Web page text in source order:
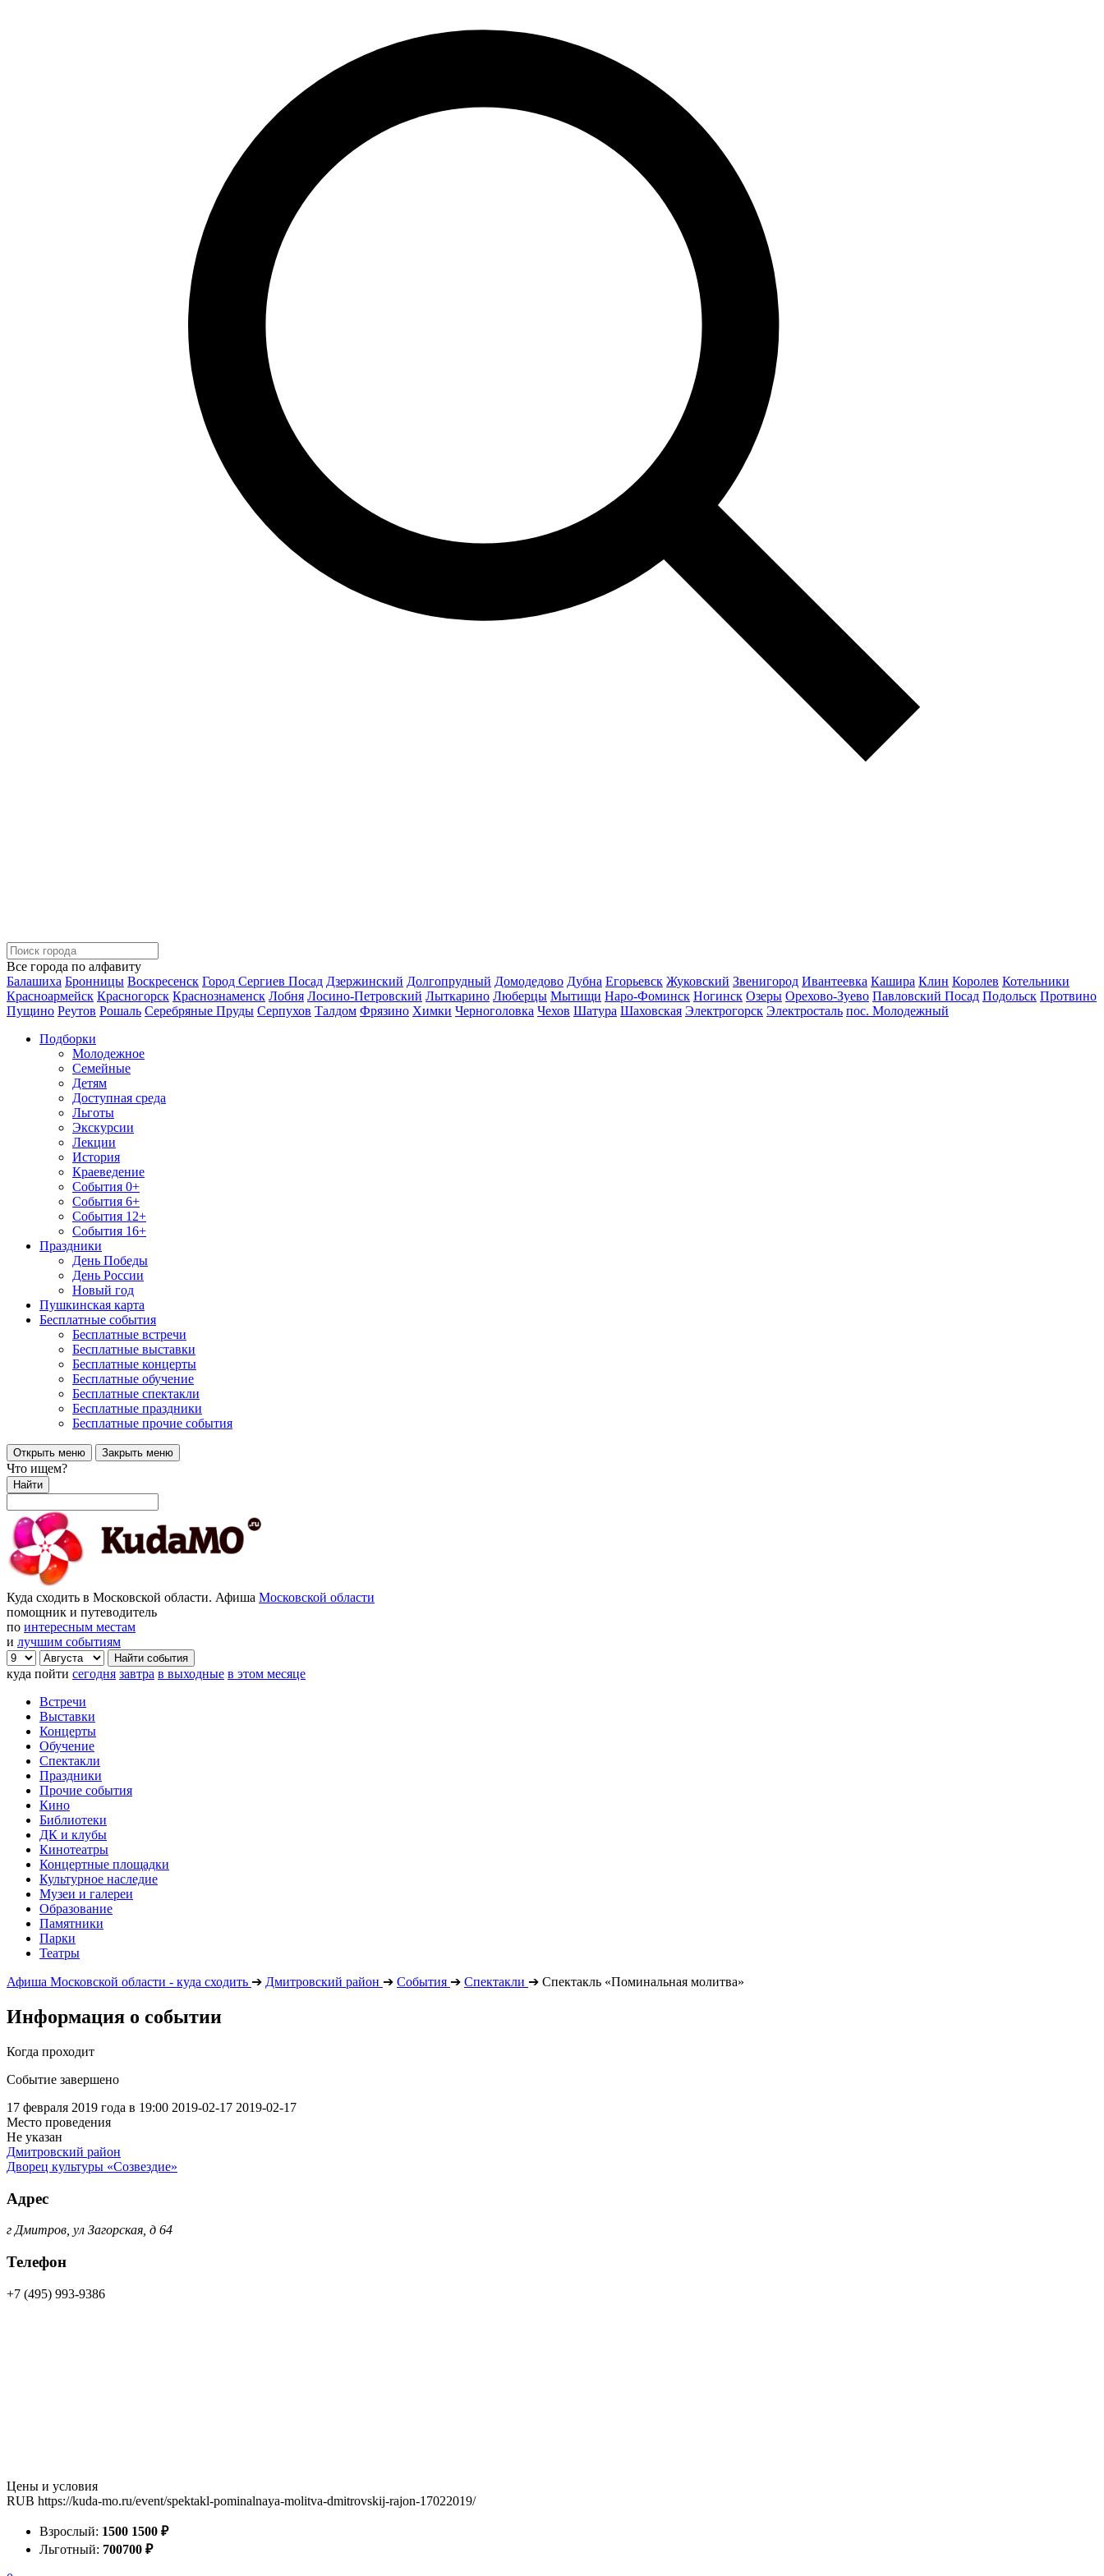
Все города по алфавиту
Балашиха Бронницы Воскресенск Город Сергиев Посад Дзержинский Долгопрудный Домодедово Дубна Егорьевск Жуковский Звенигород Ивантеевка Кашира Клин Королев Котельники
Красноармейск Красногорск Краснознаменск Лобня Лосино-Петровский Лыткарино Люберцы Мытищи Наро-Фоминск Ногинск Озеры Орехово-Зуево Павловский Посад Подольск Протвино
Пущино Реутов Рошаль Серебряные Пруды Серпухов Талдом Фрязино Химки Черноголовка Чехов Шатура Шаховская Электрогорск Электросталь пос. Молодежный
Подборки
Молодежное
Семейные
Детям
Доступная среда
Льготы
Экскурсии
Лекции
История
Краеведение
События 0+
События 6+
События 12+
События 16+
Праздники
День Победы
День России
Новый год
Пушкинская карта
Бесплатные события
Бесплатные встречи
Бесплатные выставки
Бесплатные концерты
Бесплатные обучение
Бесплатные спектакли
Бесплатные праздники
Бесплатные прочие события
Открыть меню Закрыть меню
Что ищем?
Найти
Куда сходить в Московской области. Афиша Московской области
помощник и путеводитель
по интересным местам
и лучшим событиям
куда пойти сегодня завтра в выходные в этом месяце
Встречи
Выставки
Концерты
Обучение
Спектакли
Праздники
Прочие события
Кино
Библиотеки
ДК и клубы
Кинотеатры
Концертные площадки
Культурное наследие
Музеи и галереи
Образование
Памятники
Парки
Театры
Афиша Московской области - куда сходить ➔ Дмитровский район ➔ События ➔ Спектакли ➔ Спектакль «Поминальная молитва»
Информация о событии
Когда проходит
Событие завершено
17 февраля 2019 года в 19:00 2019-02-17 2019-02-17
Место проведения
Не указан
Дмитровский район
Дворец культуры «Созвездие»
Адрес
г Дмитров, ул Загорская, д 64
Телефон
+7 (495) 993-9386
Цены и условия
RUB https://kuda-mo.ru/event/spektakl-pominalnaya-molitva-dmitrovskij-rajon-17022019/
Взрослый: 1500 1500 ₽
Льготный: 700700 ₽